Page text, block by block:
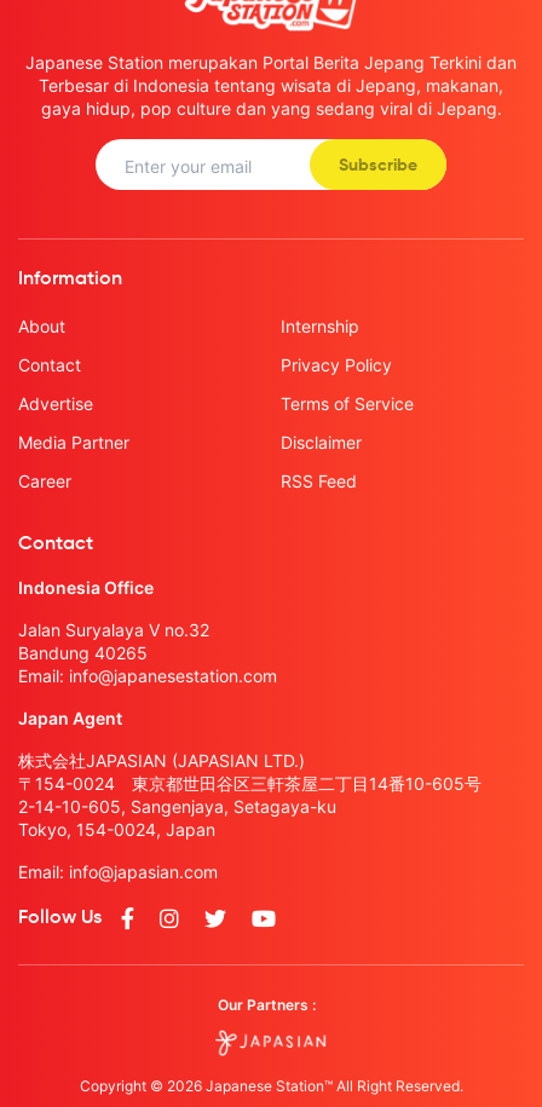
Japanese Station merupakan Portal Berita Jepang Terkini dan
Terbesar di Indonesia tentang wisata di Jepang, makanan,
gaya hidup, pop culture dan yang sedang viral di Jepang.
Subscribe
Information
About
Contact
Advertise
Media Partner
Career
Internship
Privacy Policy
Terms of Service
Disclaimer
RSS Feed
Contact
Indonesia Office
Jalan Suryalaya V no.32
Bandung 40265
Email: info@japanesestation.com
Japan Agent
株式会社JAPASIAN (JAPASIAN LTD.)
〒154-0024 東京都世田谷区三軒茶屋二丁目14番10-605号
2-14-10-605, Sangenjaya, Setagaya-ku
Tokyo, 154-0024, Japan
Email: info@japasian.com
Follow Us
Our Partners :
Copyright © 2026 Japanese Station™ All Right Reserved.